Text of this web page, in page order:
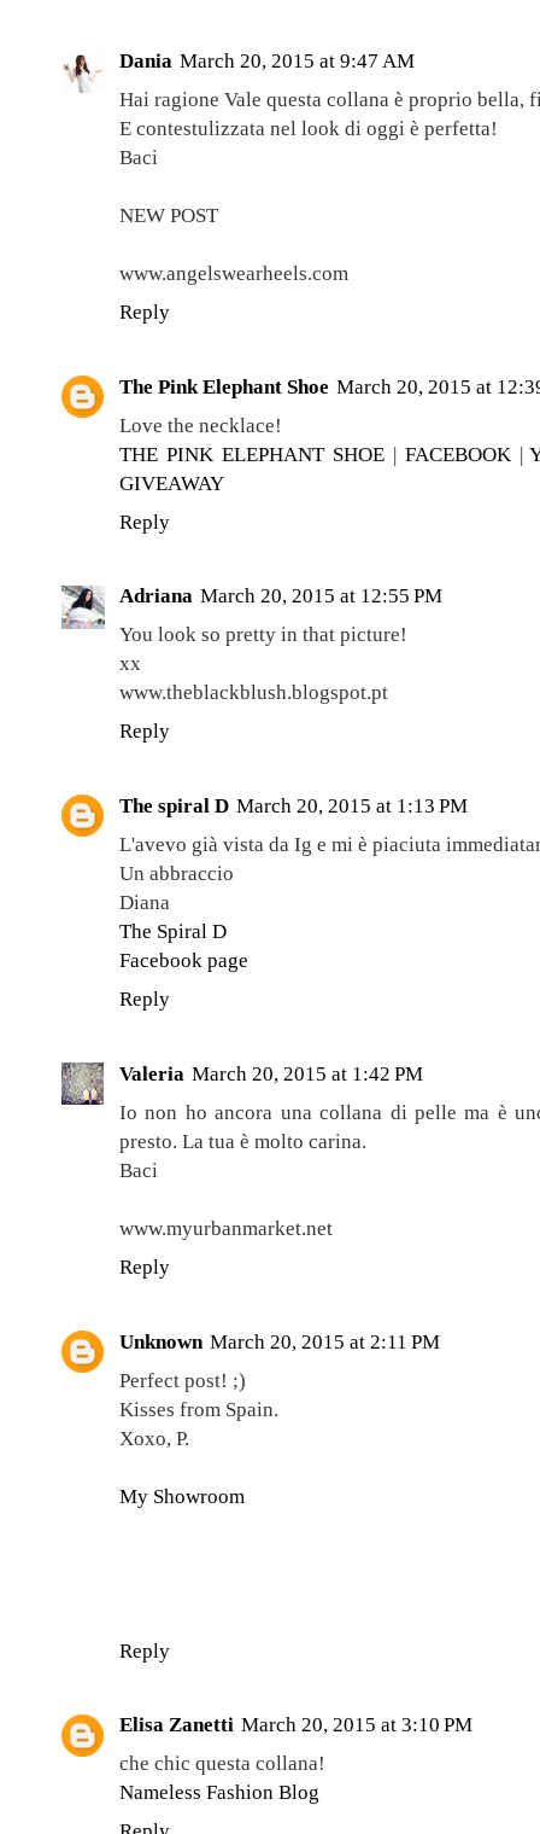
Dania March 20, 2015 at 9:47 AM
Hai ragione Vale questa collana è proprio bella,
E contestulizzata nel look di oggi è perfetta!
Baci
NEW POST
www.angelswearheels.com
Reply
The Pink Elephant Shoe March 20, 2015 at
Love the necklace!
THE PINK ELEPHANT SHOE| FACEBOOK|
GIVEAWAY
Reply
Adriana March 20, 2015 at 12:55 PM
You look so pretty in that picture!
xx
www.theblackblush.blogspot.pt
Reply
The spiral D March 20, 2015 at 1:13 PM
L'avevo già vista da Ig e mi è piaciuta
Un abbraccio
Diana
The Spiral D
Facebook page
Reply
Valeria March 20, 2015 at 1:42 PM
Io non ho ancora una collana di pelle ma è
presto. La tua è molto carina.
Baci
www.myurbanmarket.net
Reply
Unknown March 20, 2015 at 2:11 PM
Perfect post! ;)
Kisses from Spain.
Xoxo, P.
My Showroom
Reply
Elisa Zanetti March 20, 2015 at 3:10 PM
che chic questa collana!
Nameless Fashion Blog